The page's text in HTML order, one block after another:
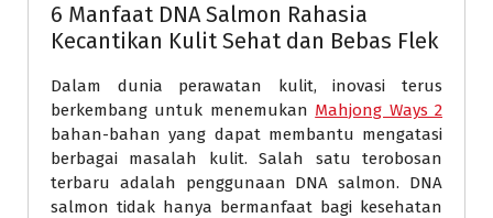
6 Manfaat DNA Salmon Rahasia
Kecantikan Kulit Sehat dan Bebas Flek
Dalam dunia perawatan kulit, inovasi terus
berkembang untuk menemukan Mahjong Ways 2
bahan-bahan yang dapat membantu mengatasi
berbagai masalah kulit. Salah satu terobosan
terbaru adalah penggunaan DNA salmon. DNA
salmon tidak hanya bermanfaat bagi kesehatan